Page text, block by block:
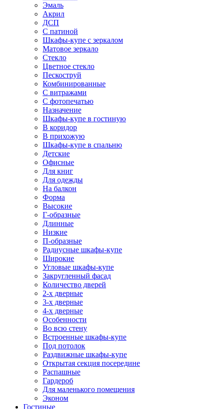
Эмаль
Акрил
ДСП
С патиной
Шкафы-купе с зеркалом
Матовое зеркало
Стекло
Цветное стекло
Пескоструй
Комбинированные
С витражами
С фотопечатью
Назначение
Шкафы-купе в гостиную
В коридор
В прихожую
Шкафы-купе в спальню
Детские
Офисные
Для книг
Для одежды
На балкон
Форма
Высокие
Г-образные
Длинные
Низкие
П-образные
Радиусные шкафы-купе
Широкие
Угловые шкафы-купе
Закругленный фасад
Количество дверей
2-х дверные
3-х дверные
4-х дверные
Особенности
Во всю стену
Встроенные шкафы-купе
Под потолок
Раздвижные шкафы-купе
Открытая секция посередине
Распашные
Гардероб
Для маленького помещения
Эконом
Гостиные